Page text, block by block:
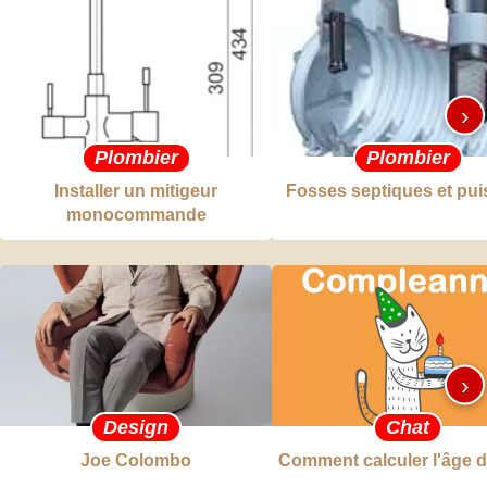
Plombier
Installer un mitigeur
monocommande
Plombier
Fosses septiques et
›
Design
Joe Colombo
Chat
Comment calculer l'âge
›